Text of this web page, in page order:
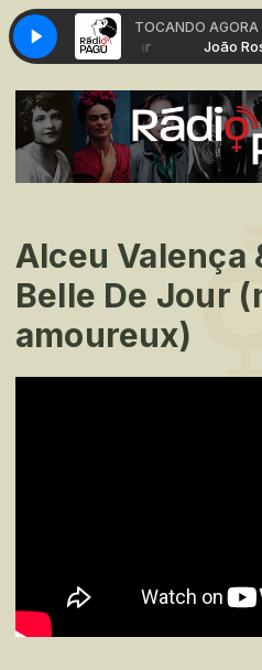
TOCANDO AGORA
Você Me Achar João
Alceu Valença
Belle De Jour
amoureux)